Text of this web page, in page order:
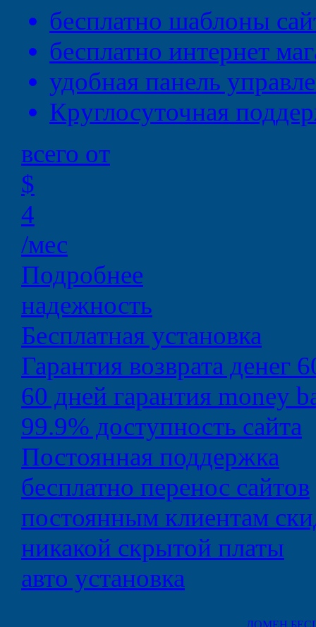
бесплатно шаблоны
бесплатно интернет
удобная панель
Круглосуточная
всего от
$
4
/мес
Подробнее
надежность
Бесплатная установка
Гарантия возврата денег
60 дней гарантия money
99.9% доступность сайта
Постоянная поддержка
бесплатно перенос сайтов
постоянным клиентам
никакой скрытой платы
авто установка
ДОМЕН